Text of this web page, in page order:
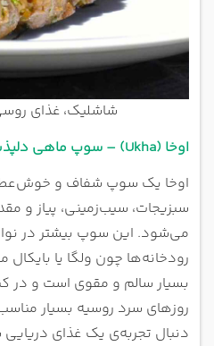
شاشلیک، غذای
اوخا (Ukha) – سوپ ماهی دلپذیر برای روزهای سرد
اوخا یک سوپ شفاف و خوش‌عطر
سبزیجات، سیب‌زمینی، پیاز و
می‌شود. این سوپ بیشتر در
رودخانه‌ها چون ولگا یا
بسیار سالم و مقوی است و در
روزهای سرد روسیه بسیار
دنبال تجربه‌ی یک غذای